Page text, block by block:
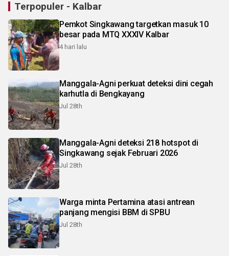
Terpopuler - Kalbar
Pemkot Singkawang targetkan masuk 10
besar pada MTQ XXXIV Kalbar
4 hari lalu
Manggala-Agni perkuat deteksi dini cegah
karhutla di Bengkayang
Jul 28th
Manggala-Agni deteksi 218 hotspot di
Singkawang sejak Februari 2026
Jul 28th
Warga minta Pertamina atasi antrean
panjang mengisi BBM di SPBU
Jul 28th